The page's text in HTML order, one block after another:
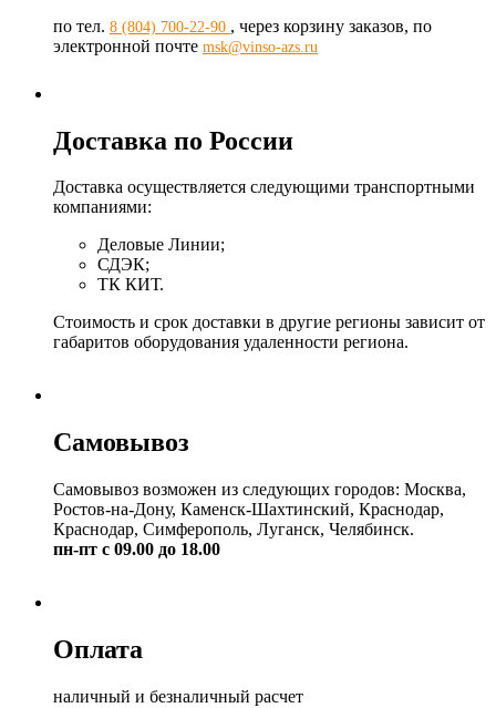
по тел. 8 (804) 700-22-90 , через корзину заказов, по
электронной почте msk@vinso-azs.ru
Доставка по России
Доставка осуществляется следующими транспортными
компаниями:
Деловые Линии;
СДЭК;
ТК КИТ.
Стоимость и срок доставки в другие регионы зависит от
габаритов оборудования удаленности региона.
Самовывоз
Самовывоз возможен из следующих городов: Москва,
Ростов-на-Дону, Каменск-Шахтинский, Краснодар,
Краснодар, Симферополь, Луганск, Челябинск.
пн-пт с 09.00 до 18.00
Оплата
наличный и безналичный расчет